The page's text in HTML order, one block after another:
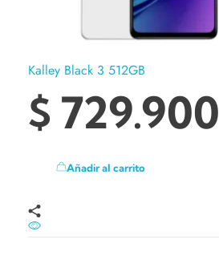
Kalley Black 3 512GB
$ 729.900
Añadir al carrito